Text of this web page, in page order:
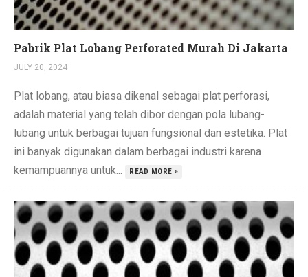
Pabrik Plat Lobang Perforated Murah Di Jakarta
JULY 20, 2024
Plat lobang, atau biasa dikenal sebagai plat perforasi,
adalah material yang telah dibor dengan pola lubang-
lubang untuk berbagai tujuan fungsional dan estetika. Plat
ini banyak digunakan dalam berbagai industri karena
kemampuannya untuk...
READ MORE »